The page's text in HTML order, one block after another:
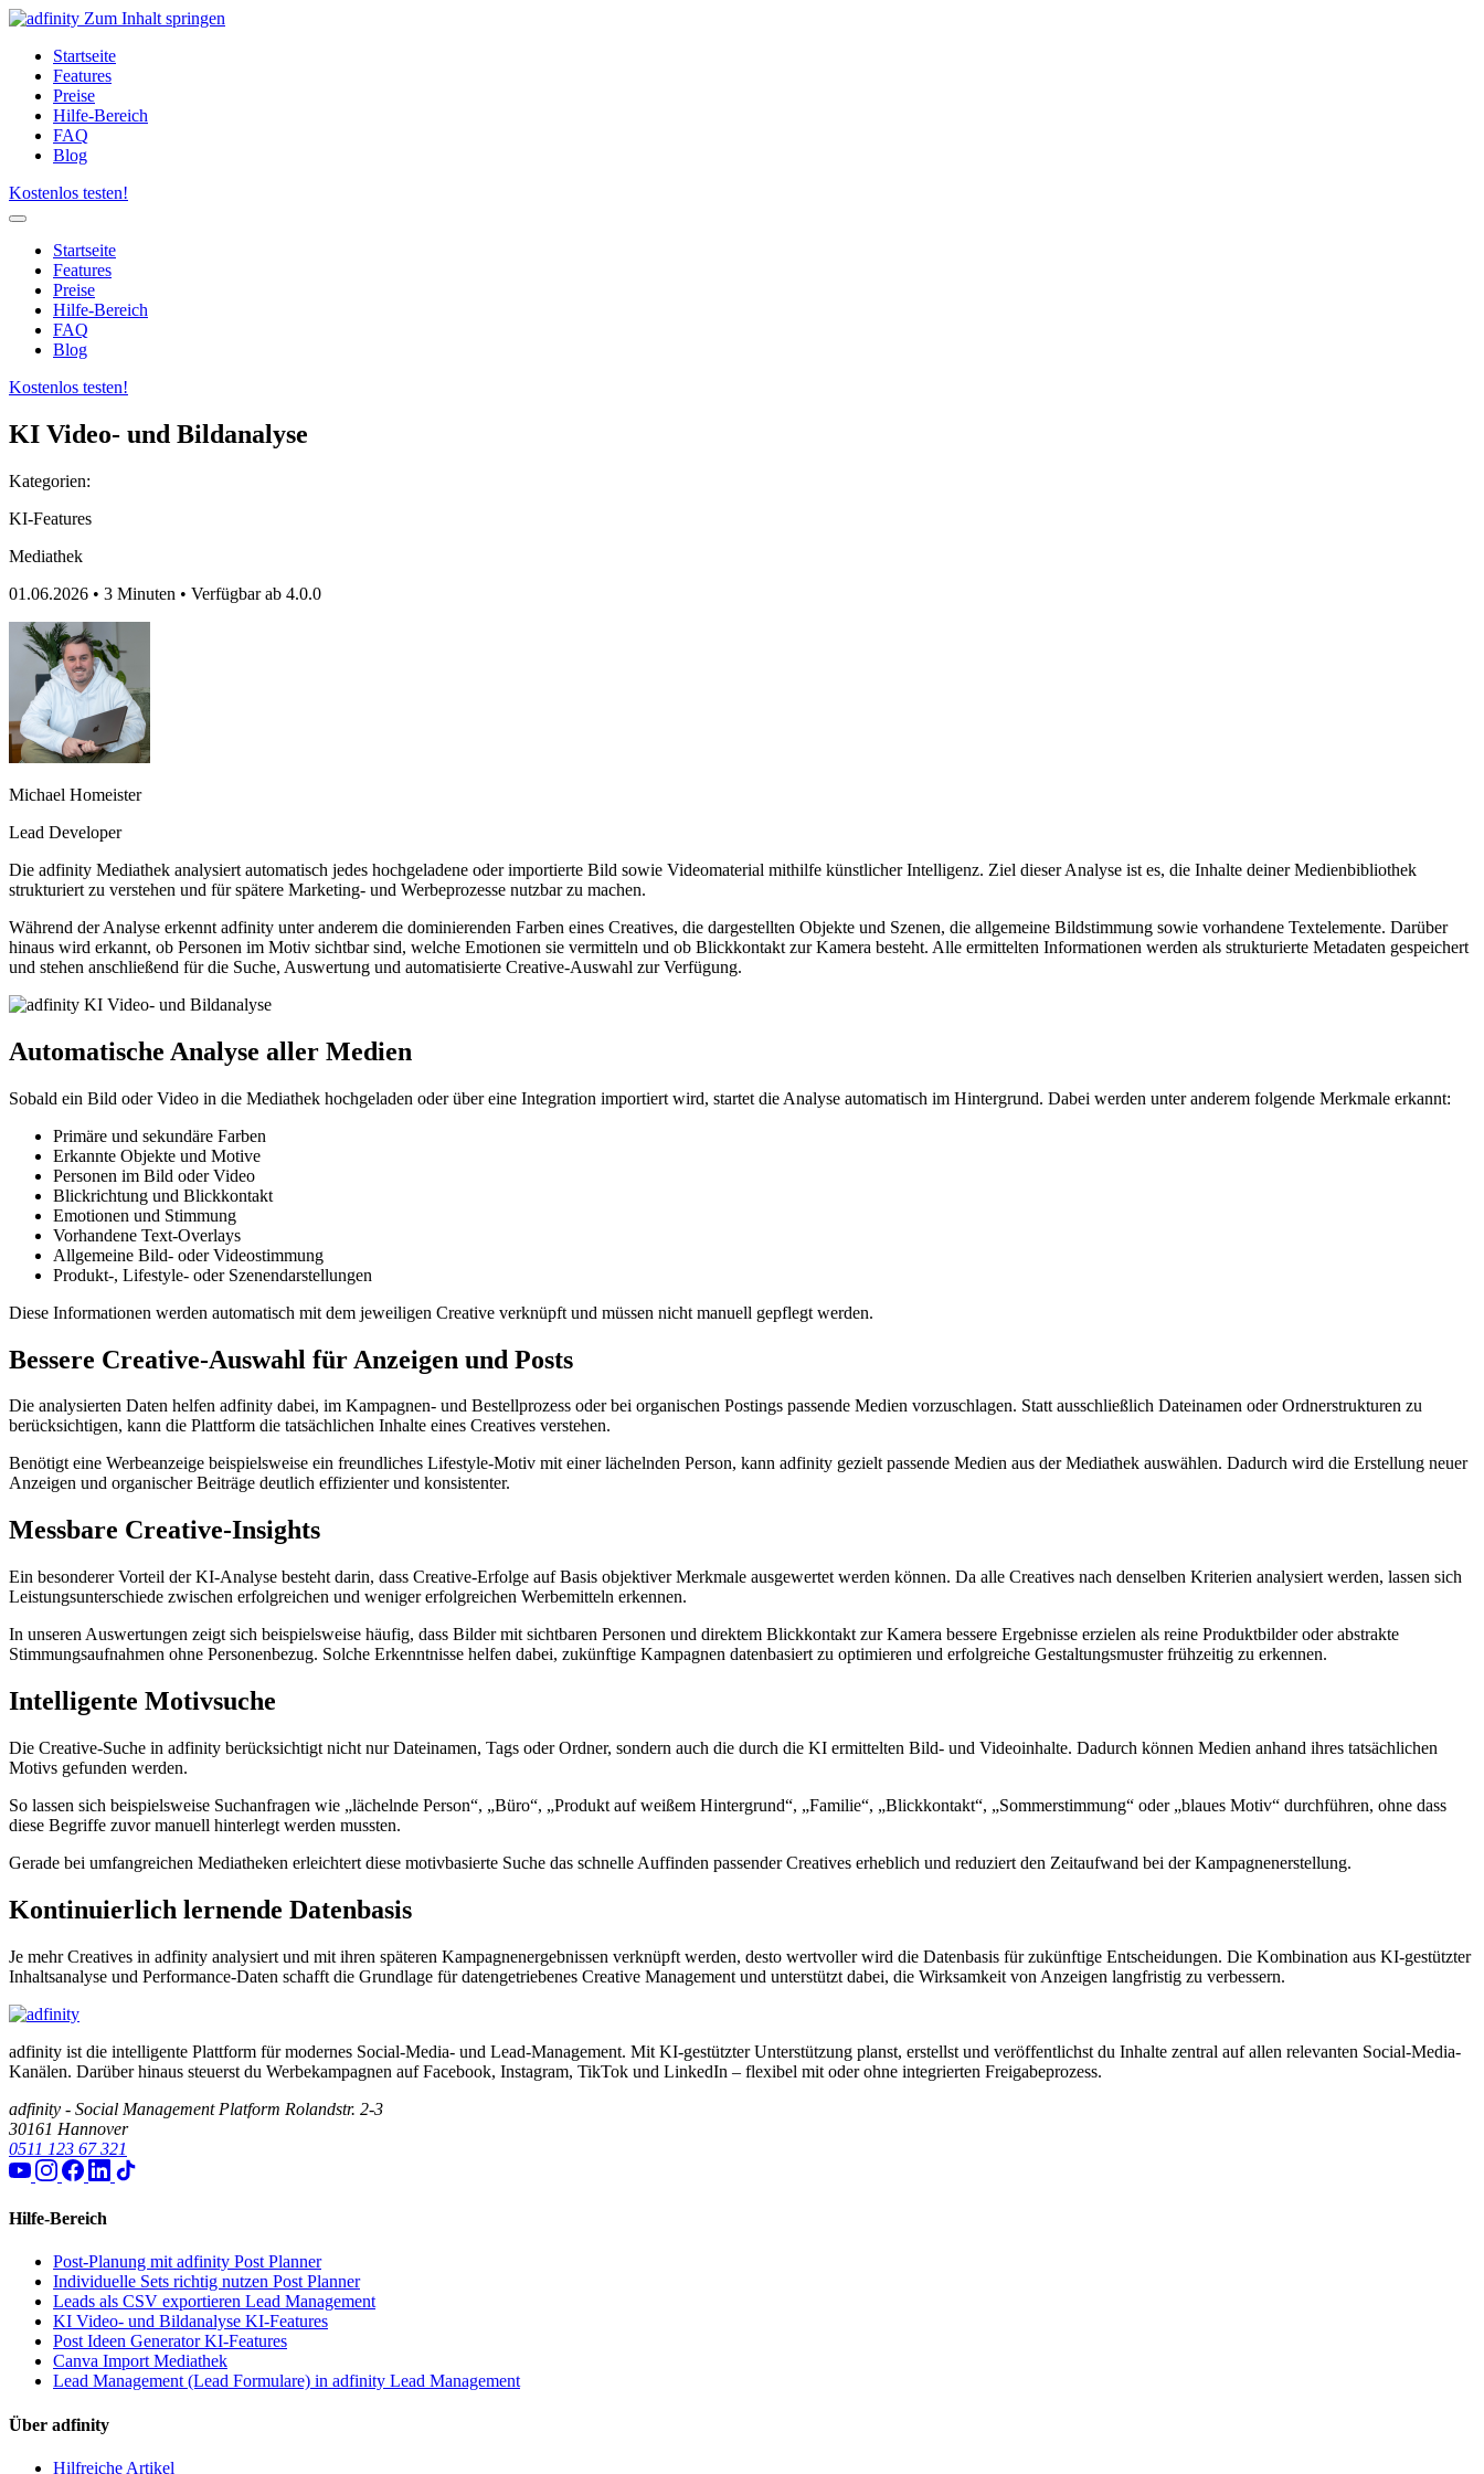
Zum Inhalt springen
Startseite
Features
Preise
Hilfe-Bereich
FAQ
Blog
Kostenlos testen!
Startseite
Features
Preise
Hilfe-Bereich
FAQ
Blog
Kostenlos testen!
KI Video- und Bildanalyse
Kategorien:
KI-Features
Mediathek
01.06.2026 • 3 Minuten • Verfügbar ab 4.0.0
Michael Homeister
Lead Developer
Die adfinity Mediathek analysiert automatisch jedes hochgeladene oder importierte Bild sowie Videomaterial mithilfe künstlicher Intelligenz. Ziel dieser Analyse ist es, die Inhalte deiner Medienbibliothek
strukturiert zu verstehen und für spätere Marketing- und Werbeprozesse nutzbar zu machen.
Während der Analyse erkennt adfinity unter anderem die dominierenden Farben eines Creatives, die dargestellten Objekte und Szenen, die allgemeine Bildstimmung sowie vorhandene Textelemente. Darüber
hinaus wird erkannt, ob Personen im Motiv sichtbar sind, welche Emotionen sie vermitteln und ob Blickkontakt zur Kamera besteht. Alle ermittelten Informationen werden als strukturierte Metadaten gespeichert
und stehen anschließend für die Suche, Auswertung und automatisierte Creative-Auswahl zur Verfügung.
Automatische Analyse aller Medien
Sobald ein Bild oder Video in die Mediathek hochgeladen oder über eine Integration importiert wird, startet die Analyse automatisch im Hintergrund. Dabei werden unter anderem folgende Merkmale erkannt:
Primäre und sekundäre Farben
Erkannte Objekte und Motive
Personen im Bild oder Video
Blickrichtung und Blickkontakt
Emotionen und Stimmung
Vorhandene Text-Overlays
Allgemeine Bild- oder Videostimmung
Produkt-, Lifestyle- oder Szenendarstellungen
Diese Informationen werden automatisch mit dem jeweiligen Creative verknüpft und müssen nicht manuell gepflegt werden.
Bessere Creative-Auswahl für Anzeigen und Posts
Die analysierten Daten helfen adfinity dabei, im Kampagnen- und Bestellprozess oder bei organischen Postings passende Medien vorzuschlagen. Statt ausschließlich Dateinamen oder Ordnerstrukturen zu
berücksichtigen, kann die Plattform die tatsächlichen Inhalte eines Creatives verstehen.
Benötigt eine Werbeanzeige beispielsweise ein freundliches Lifestyle-Motiv mit einer lächelnden Person, kann adfinity gezielt passende Medien aus der Mediathek auswählen. Dadurch wird die Erstellung neuer
Anzeigen und organischer Beiträge deutlich effizienter und konsistenter.
Messbare Creative-Insights
Ein besonderer Vorteil der KI-Analyse besteht darin, dass Creative-Erfolge auf Basis objektiver Merkmale ausgewertet werden können. Da alle Creatives nach denselben Kriterien analysiert werden, lassen sich
Leistungsunterschiede zwischen erfolgreichen und weniger erfolgreichen Werbemitteln erkennen.
In unseren Auswertungen zeigt sich beispielsweise häufig, dass Bilder mit sichtbaren Personen und direktem Blickkontakt zur Kamera bessere Ergebnisse erzielen als reine Produktbilder oder abstrakte
Stimmungsaufnahmen ohne Personenbezug. Solche Erkenntnisse helfen dabei, zukünftige Kampagnen datenbasiert zu optimieren und erfolgreiche Gestaltungsmuster frühzeitig zu erkennen.
Intelligente Motivsuche
Die Creative-Suche in adfinity berücksichtigt nicht nur Dateinamen, Tags oder Ordner, sondern auch die durch die KI ermittelten Bild- und Videoinhalte. Dadurch können Medien anhand ihres tatsächlichen
Motivs gefunden werden.
So lassen sich beispielsweise Suchanfragen wie „lächelnde Person“, „Büro“, „Produkt auf weißem Hintergrund“, „Familie“, „Blickkontakt“, „Sommerstimmung“ oder „blaues Motiv“ durchführen, ohne dass
diese Begriffe zuvor manuell hinterlegt werden mussten.
Gerade bei umfangreichen Mediatheken erleichtert diese motivbasierte Suche das schnelle Auffinden passender Creatives erheblich und reduziert den Zeitaufwand bei der Kampagnenerstellung.
Kontinuierlich lernende Datenbasis
Je mehr Creatives in adfinity analysiert und mit ihren späteren Kampagnenergebnissen verknüpft werden, desto wertvoller wird die Datenbasis für zukünftige Entscheidungen. Die Kombination aus KI-gestützter
Inhaltsanalyse und Performance-Daten schafft die Grundlage für datengetriebenes Creative Management und unterstützt dabei, die Wirksamkeit von Anzeigen langfristig zu verbessern.
adfinity ist die intelligente Plattform für modernes Social-Media- und Lead-Management. Mit KI-gestützter Unterstützung planst, erstellst und veröffentlichst du Inhalte zentral auf allen relevanten Social-Media-
Kanälen. Darüber hinaus steuerst du Werbekampagnen auf Facebook, Instagram, TikTok und LinkedIn – flexibel mit oder ohne integrierten Freigabeprozess.
adfinity - Social Management Platform Rolandstr. 2-3
30161 Hannover
0511 123 67 321
Hilfe-Bereich
Post-Planung mit adfinity Post Planner
Individuelle Sets richtig nutzen Post Planner
Leads als CSV exportieren Lead Management
KI Video- und Bildanalyse KI-Features
Post Ideen Generator KI-Features
Canva Import Mediathek
Lead Management (Lead Formulare) in adfinity Lead Management
Über adfinity
Hilfreiche Artikel